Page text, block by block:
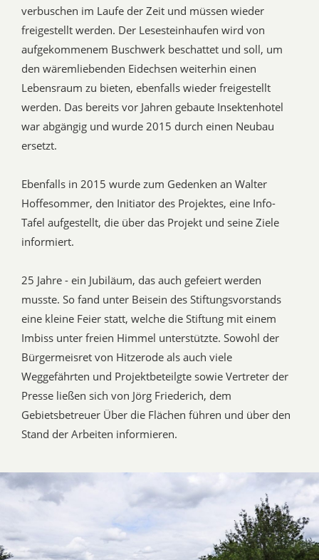
verbuschen im Laufe der Zeit und müssen wieder
freigestellt werden. Der Lesesteinhaufen wird von
aufgekommenem Buschwerk beschattet und soll, um
den wäremliebenden Eidechsen weiterhin einen
Lebensraum zu bieten, ebenfalls wieder freigestellt
werden. Das bereits vor Jahren gebaute Insektenhotel
war abgängig und wurde 2015 durch einen Neubau
ersetzt.
Ebenfalls in 2015 wurde zum Gedenken an Walter
Hoffesommer, den Initiator des Projektes, eine Info-
Tafel aufgestellt, die über das Projekt und seine Ziele
informiert.
25 Jahre - ein Jubiläum, das auch gefeiert werden
musste. So fand unter Beisein des Stiftungsvorstands
eine kleine Feier statt, welche die Stiftung mit einem
Imbiss unter freien Himmel unterstützte. Sowohl der
Bürgermeisret von Hitzerode als auch viele
Weggefährten und Projektbeteilgte sowie Vertreter der
Presse ließen sich von Jörg Friederich, dem
Gebietsbetreuer Über die Flächen führen und über den
Stand der Arbeiten informieren.